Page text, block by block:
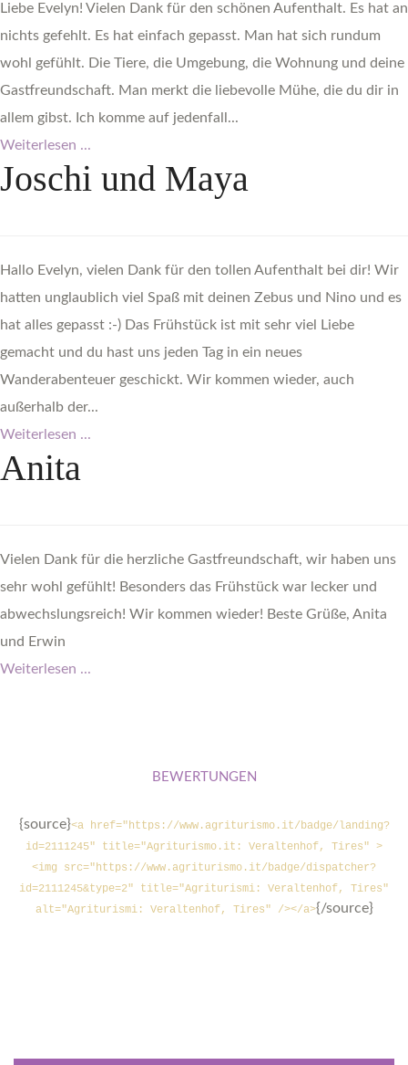
Liebe Evelyn! Vielen Dank für den schönen Aufenthalt. Es hat an
nichts gefehlt. Es hat einfach gepasst. Man hat sich rundum
wohl gefühlt. Die Tiere, die Umgebung, die Wohnung und deine
Gastfreundschaft. Man merkt die liebevolle Mühe, die du dir in
allem gibst. Ich komme auf jedenfall...
Weiterlesen ...
Joschi und Maya
Hallo Evelyn, vielen Dank für den tollen Aufenthalt bei dir! Wir
hatten unglaublich viel Spaß mit deinen Zebus und Nino und es
hat alles gepasst :-) Das Frühstück ist mit sehr viel Liebe
gemacht und du hast uns jeden Tag in ein neues
Wanderabenteuer geschickt. Wir kommen wieder, auch
außerhalb der...
Weiterlesen ...
Anita
Vielen Dank für die herzliche Gastfreundschaft, wir haben uns
sehr wohl gefühlt! Besonders das Frühstück war lecker und
abwechslungsreich! Wir kommen wieder! Beste Grüße, Anita
und Erwin
Weiterlesen ...
BEWERTUNGEN
{source}<a href="https://www.agriturismo.it/badge/landing?
id=2111245" title="Agriturismo.it: Veraltenhof, Tires" >
<img src="https://www.agriturismo.it/badge/dispatcher?
id=2111245&type=2" title="Agriturismi: Veraltenhof, Tires"
alt="Agriturismi: Veraltenhof, Tires" /></a>{/source}